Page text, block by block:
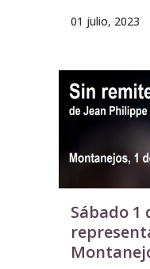
01 julio, 2023
Sábado 1